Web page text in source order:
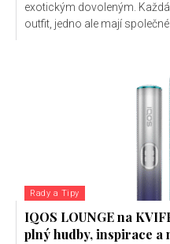
exotickým dovoleným.
outfit, jedno ale mají společné
Rady a Tipy
IQOS LOUNGE na
plný hudby, inspirace a